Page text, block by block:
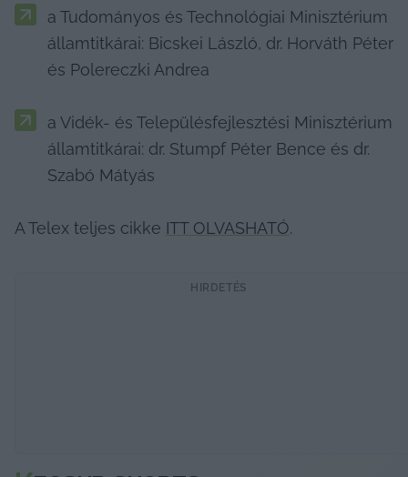
a Tudományos és Technológiai Minisztérium
államtitkárai: Bicskei László, dr. Horváth Péter
és Polereczki Andrea
a Vidék- és Településfejlesztési Minisztérium
államtitkárai: dr. Stumpf Péter Bence és dr.
Szabó Mátyás
A Telex teljes cikke ITT OLVASHATÓ.
HIRDETÉS